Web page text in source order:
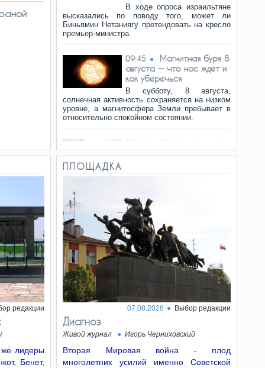
В ходе опроса израильтяне
высказались по поводу того, может ли
Биньямин Нетаниягу претендовать на кресло
премьер-министра.
09:45
Магнитная буря 8
августа — что нас ждет и
как уберечься
В субботу, 8 августа,
солнечная активность сохраняется на низком
уровне, а магнитосфера Земли пребывает в
относительно спокойном состоянии.
баллистикой по Киеву и
есть погибшие
09:35
придется платить Украине
— цифра удивила
Выплата компенсаций
Украине может затянуться на 50 лет, так как
одномоментное изъятие всей суммы ущерба
разрушит экономику агрессора.
вновь запретил свидания
палестинским
Как сообщает агентство
Maan, министр национальной безопасности
Израиля Итамар Бен-Гвир возобновил
действие приказа, запрещающего
редакции
же лидеры
Бенет,
ПЛОЩАДКА
07.08.2026 Выбор редакции
Диагноз
Живой журнал Игорь Черниховский
Вторая Мировая война - плод
многолетних усилий именно Советской